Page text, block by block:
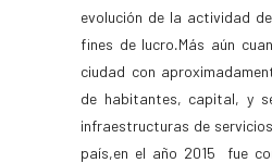
evolución de la actividad
fines de lucro.Más aún
ciudad con
de habitantes, capital, y
infraestructuras de
país,en el año 2015 fue